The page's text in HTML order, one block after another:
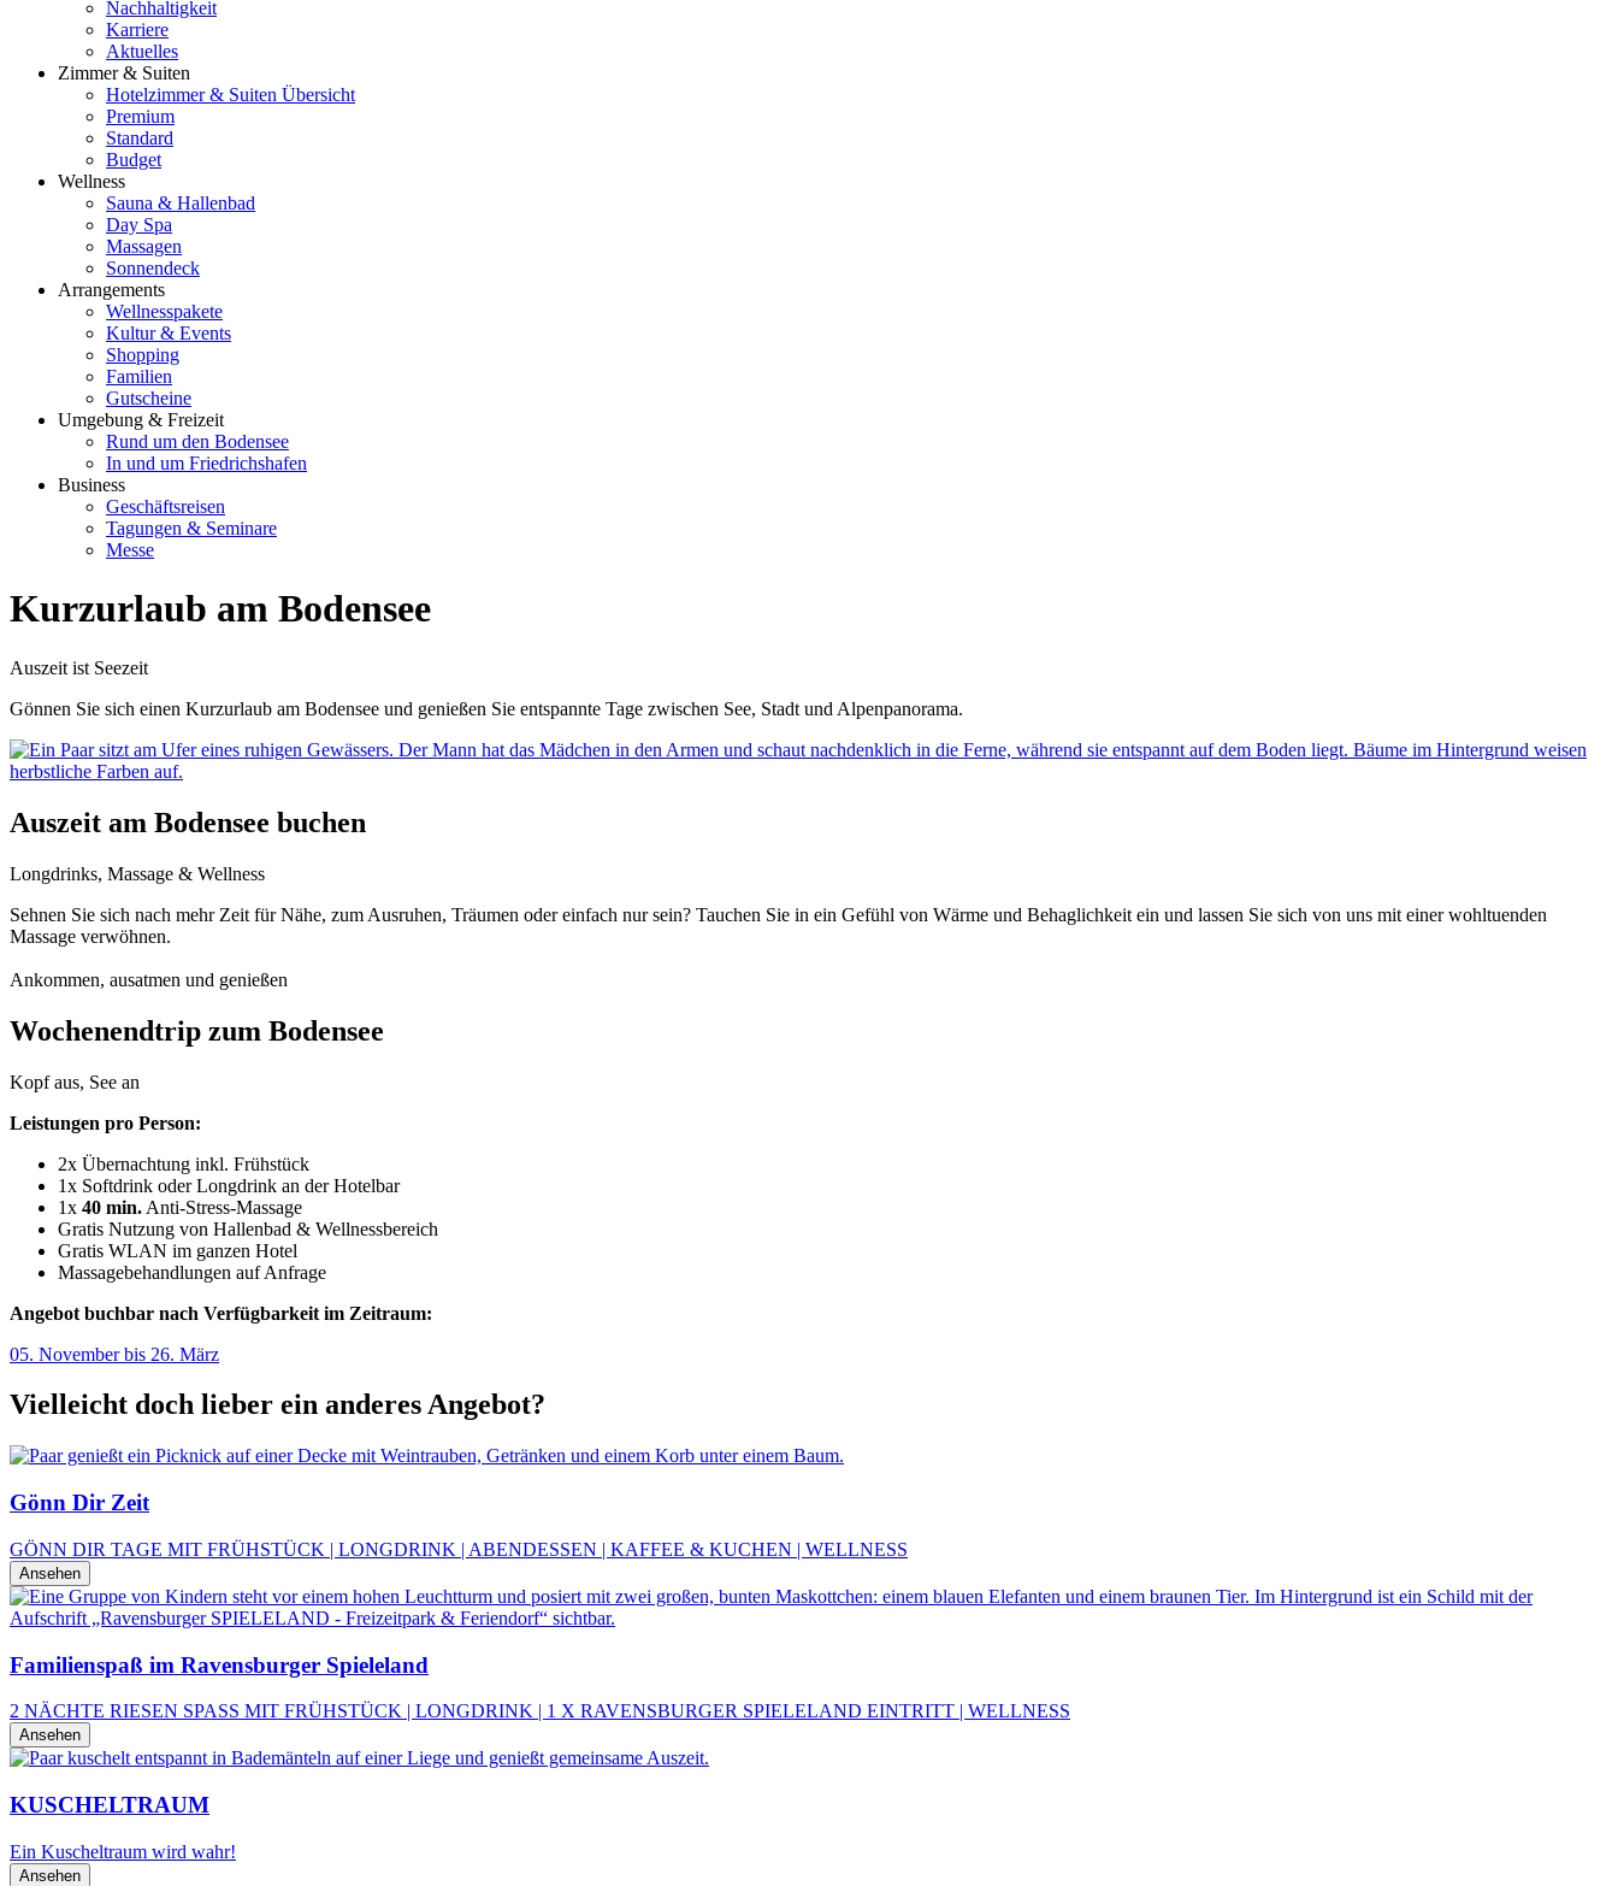
Nachhaltigkeit
Karriere
Aktuelles
Zimmer & Suiten
Hotelzimmer & Suiten Übersicht
Premium
Standard
Budget
Wellness
Sauna & Hallenbad
Day Spa
Massagen
Sonnendeck
Arrangements
Wellnesspakete
Kultur & Events
Shopping
Familien
Gutscheine
Umgebung & Freizeit
Rund um den Bodensee
In und um Friedrichshafen
Business
Geschäftsreisen
Tagungen & Seminare
Messe
Kurzurlaub am Bodensee
Auszeit ist Seezeit
Gönnen Sie sich einen Kurzurlaub am Bodensee und genießen Sie entspannte Tage zwischen See, Stadt und Alpenpanorama.
Auszeit am Bodensee buchen
Longdrinks, Massage & Wellness
Sehnen Sie sich nach mehr Zeit für Nähe, zum Ausruhen, Träumen oder einfach nur sein? Tauchen Sie in ein Gefühl von Wärme und Behaglichkeit ein und lassen Sie sich von uns mit einer wohltuenden
Massage verwöhnen.
Ankommen, ausatmen und genießen
Wochenendtrip zum Bodensee
Kopf aus, See an
Leistungen pro Person:
2x Übernachtung inkl. Frühstück
1x Softdrink oder Longdrink an der Hotelbar
1x 40 min. Anti-Stress-Massage
Gratis Nutzung von Hallenbad & Wellnessbereich
Gratis WLAN im ganzen Hotel
Massagebehandlungen auf Anfrage
Angebot buchbar nach Verfügbarkeit im Zeitraum:
05. November bis 26. März
Vielleicht doch lieber ein anderes Angebot?
Gönn Dir Zeit
GÖNN DIR TAGE MIT FRÜHSTÜCK | LONGDRINK | ABENDESSEN | KAFFEE & KUCHEN | WELLNESS
Ansehen
Familienspaß im Ravensburger Spieleland
2 NÄCHTE RIESEN SPASS MIT FRÜHSTÜCK | LONGDRINK | 1 X RAVENSBURGER SPIELELAND EINTRITT | WELLNESS
Ansehen
KUSCHELTRAUM
Ein Kuscheltraum wird wahr!
Ansehen